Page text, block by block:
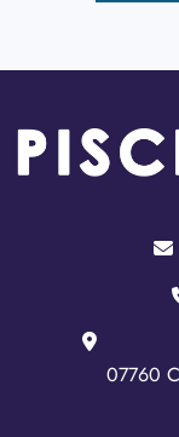
07760